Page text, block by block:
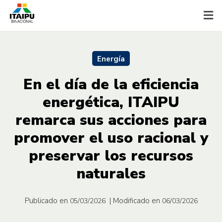
Energía
En el día de la eficiencia
energética, ITAIPU
remarca sus acciones para
promover el uso racional y
preservar los recursos
naturales
Publicado en 05/03/2026 | Modificado en 06/03/2026